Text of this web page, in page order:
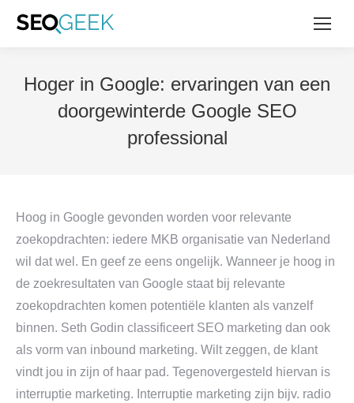
Hoger in Google: ervaringen van een
doorgewinterde Google SEO
professional
Hoog in Google gevonden worden voor relevante
zoekopdrachten: iedere MKB organisatie van Nederland
wil dat wel. En geef ze eens ongelijk. Wanneer je hoog in
de zoekresultaten van Google staat bij relevante
zoekopdrachten komen potentiële klanten als vanzelf
binnen. Seth Godin classificeert SEO marketing dan ook
als vorm van inbound marketing. Wilt zeggen, de klant
vindt jou in zijn of haar pad. Tegenovergesteld hiervan is
interruptie marketing. Interruptie marketing zijn bijv. radio